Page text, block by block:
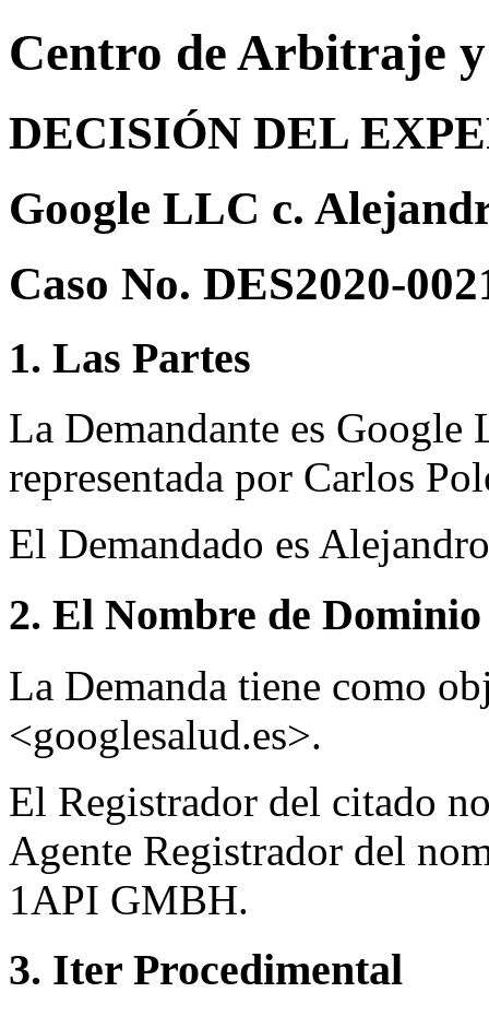
Centro de Arbitraje
DECISIÓN DEL
Google LLC c.
Caso No. DES2020-
1. Las Partes
La Demandante es
representada por Carlos
El Demandado es
2. El Nombre de
La Demanda tiene como
<googlesalud.es>.
El Registrador del citado
Agente Registrador del
1API GMBH.
3. Iter Procedimental